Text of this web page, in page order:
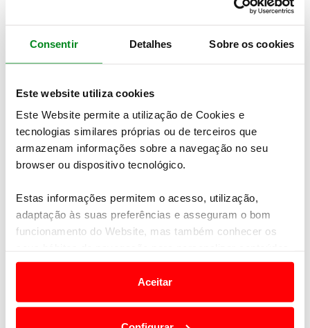
Consentir Detalhes Sobre os cookies
Este website utiliza cookies
Este Website permite a utilização de Cookies e
tecnologias similares próprias ou de terceiros que
armazenam informações sobre a navegação no seu
browser ou dispositivo tecnológico.
Estas informações permitem o acesso, utilização,
adaptação às suas preferências e asseguram o bom
funcionamento do Website, mas também conhecer os
e anúncios de modo a promover produtos e/ou serviços.
Em alguns casos, a utilização destas tecnologias
Aceitar
les informations sur le site officiel de la
course, ainsi que sur les pages respectives
des médias sociaux.
«Voltar
ÚLTIMAS
“Teambuilding” em Fronteira
Portugueses reconquistam Fronteira
O regresso do Sr. Fronteira